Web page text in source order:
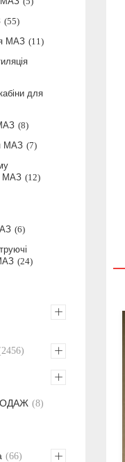
55
МАЗ
11
для
8
МАЗ 7
МАЗ
12
6
24
2456
8
66